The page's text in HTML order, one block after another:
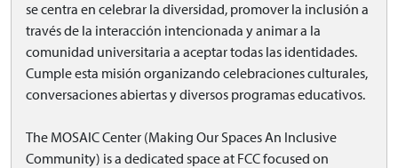
se centra en celebrar la diversidad, promover la inclusión a
través de la interacción intencionada y animar a la
comunidad universitaria a aceptar todas las identidades.
Cumple esta misión organizando celebraciones culturales,
conversaciones abiertas y diversos programas educativos.
The MOSAIC Center (Making Our Spaces An Inclusive
Community) is a dedicated space at FCC focused on